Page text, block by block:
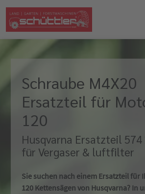
Schraube M4X20
Ersatzteil für
120
Husqvarna Ersatzteil 574
für Vergaser & luftfilter
Sie suchen nach einem Ersatzteil für
120 Kettensägen von Husqvarna? In